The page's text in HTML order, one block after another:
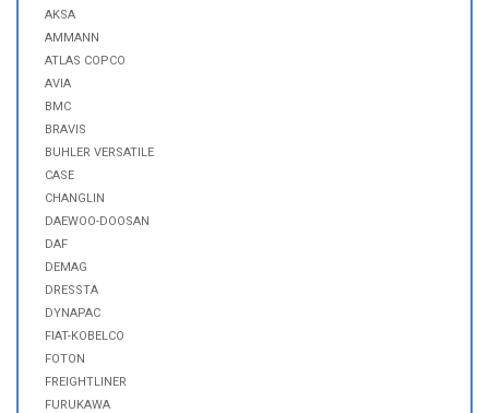
AKSA
AMMANN
ATLAS COPCO
AVIA
BMC
BRAVIS
BUHLER VERSATILE
CASE
CHANGLIN
DAEWOO-DOOSAN
DAF
DEMAG
DRESSTA
DYNAPAC
FIAT-KOBELCO
FOTON
FREIGHTLINER
FURUKAWA